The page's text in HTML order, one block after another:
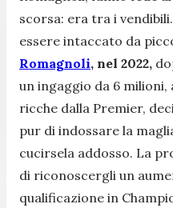
scorsa: era tra i
essere intaccato da
Romagnoli, nel 2022,
un ingaggio da 6
ricche dalla Premier,
pur di indossare la
cucirsela addosso. La
di riconoscergli un
qualificazione in